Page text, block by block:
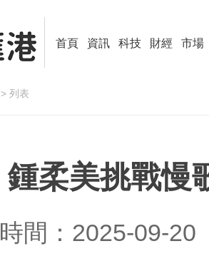
首頁 資訊 科技 財經 市場
> 列表
鍾柔美挑戰慢
時間：2025-09-